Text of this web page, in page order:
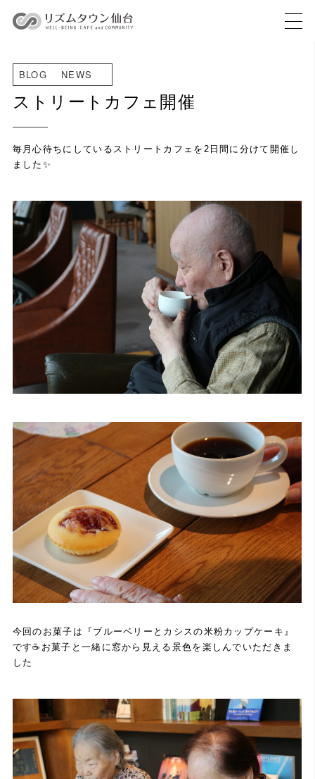
BLOG NEWS
ストリートカフェ開催
毎月心待ちにしているストリートカフェを2日間に分けて開催し
ました✨
今回のお菓子は『ブルーベリーとカシスの米粉カップケーキ』
です☕️お菓子と一緒に窓から見える景色を楽しんでいただきま
した